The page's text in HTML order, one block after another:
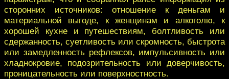
сторонних источников: отношение к деньгам и
материальной выгоде, к женщинам и алкоголю, к
хорошей кухне и путешествиям, болтливость или
сдержанность, суетливость или скромность, быстрота
или замедленность рефлексов, импульсивность или
хладнокровие, подозрительность или доверчивость,
проницательность или поверхностность.